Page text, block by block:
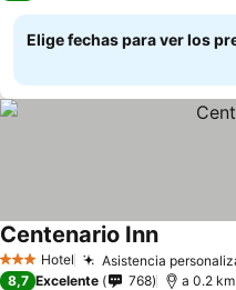
Elige fechas para ver los
3 Estrellas
Hotel Asistencia
Centenario Inn
8,7 Excelente 768 a 0.2